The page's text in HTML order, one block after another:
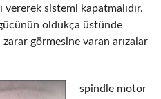
vererek sistemi kapatmalıdır.
oldukça üstünde
zarar görmesine varan arızalar
spindle motor